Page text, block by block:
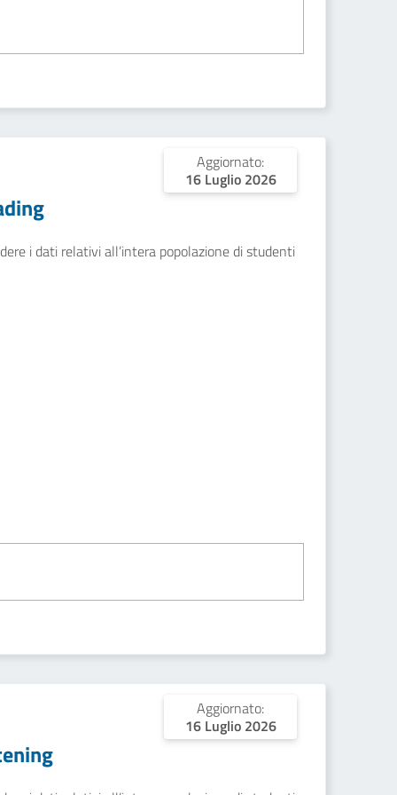
Aggiornato:
16 Luglio 2026
i dati relativi all’intera popolazione di studenti
Aggiornato:
16 Luglio 2026